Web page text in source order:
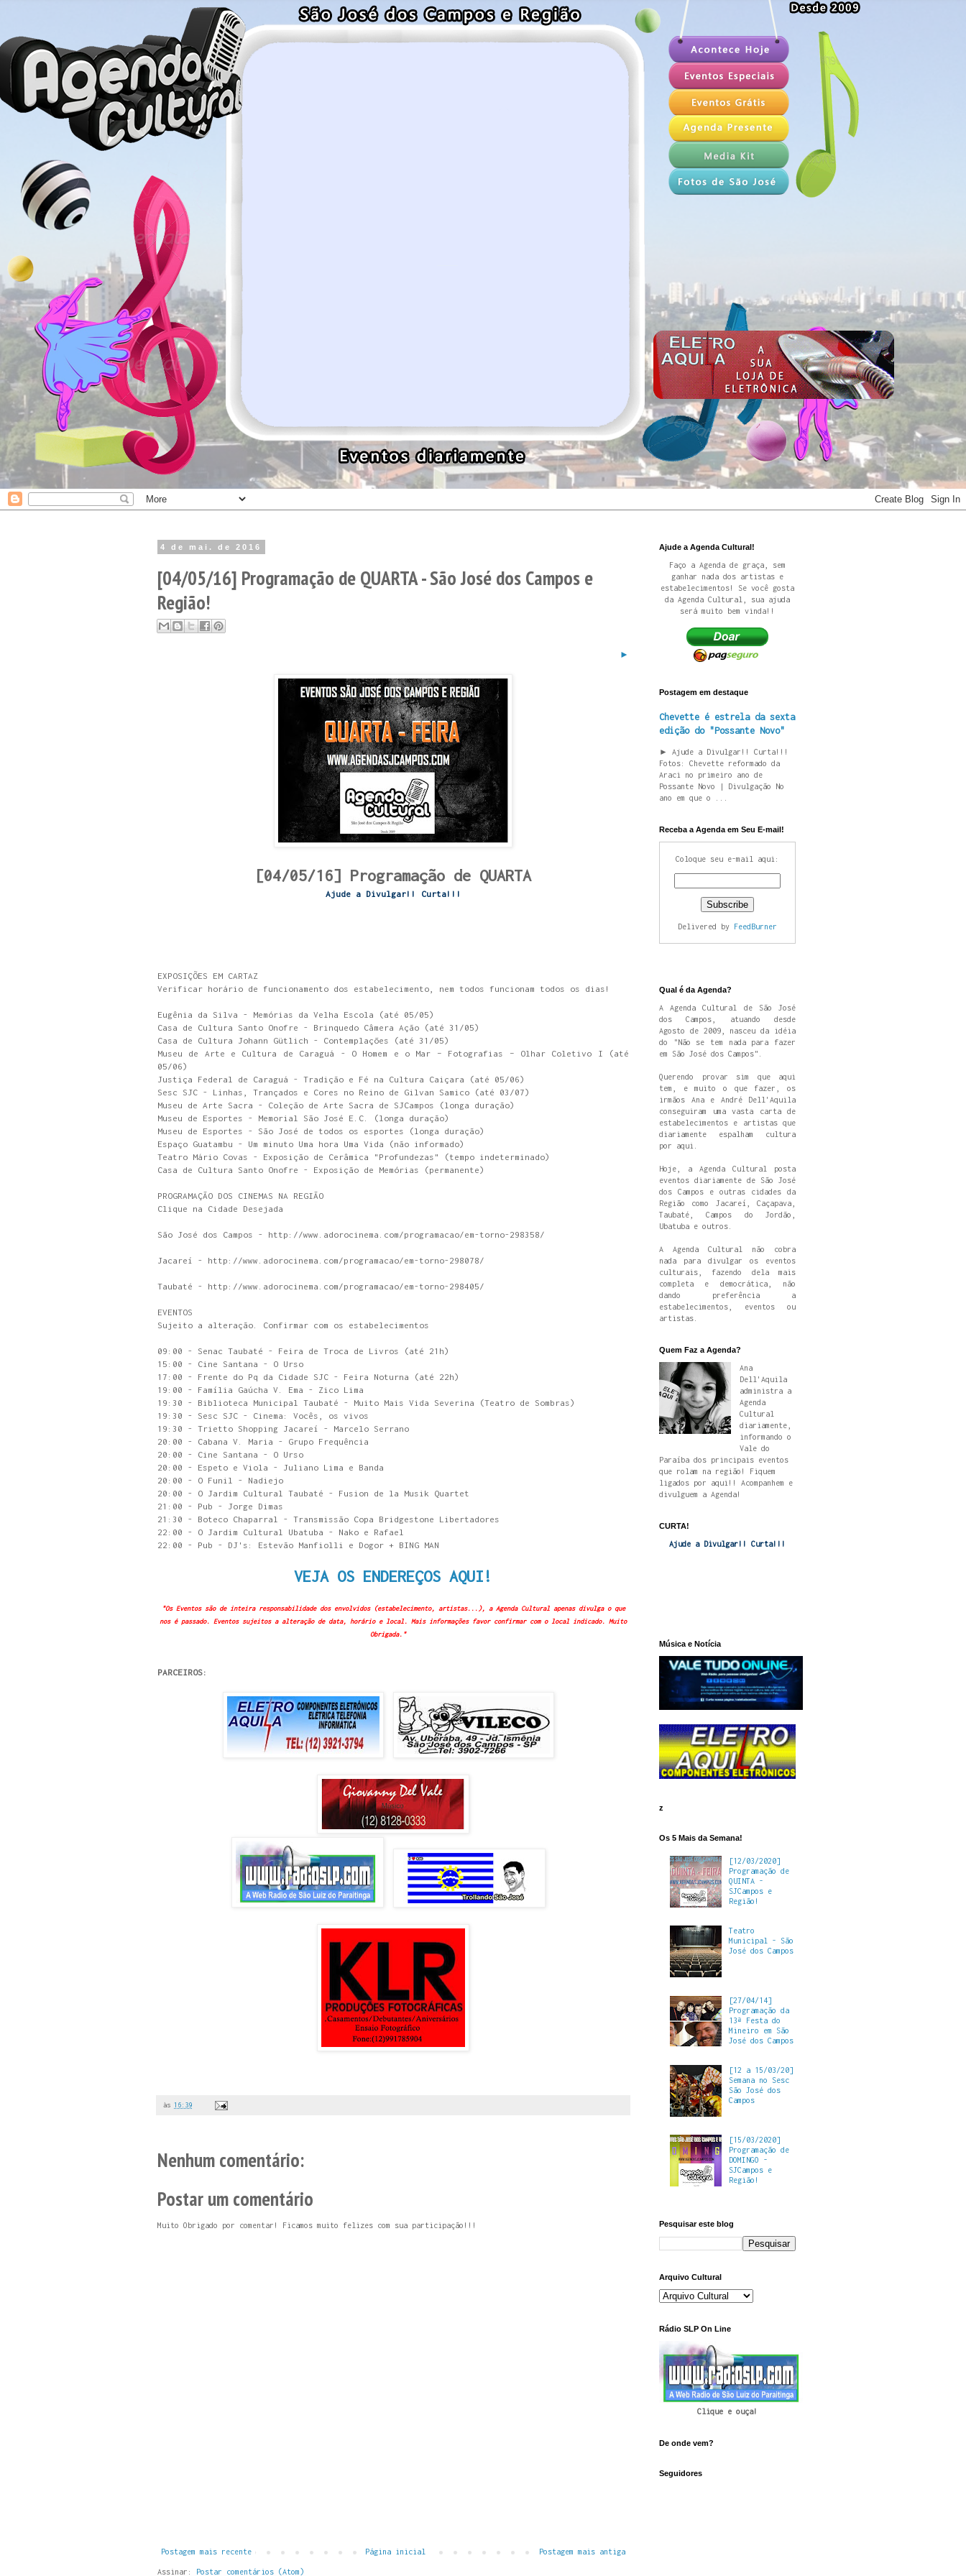
4 de mai. de 2016
[04/05/16] Programação de QUARTA - São José dos Campos e
Região!
►
[04/05/16] Programação de QUARTA
Ajude a Divulgar!! Curta!!!
EXPOSIÇÕES EM CARTAZ
Verificar horário de funcionamento dos estabelecimento, nem todos funcionam todos os dias!
Eugênia da Silva - Memórias da Velha Escola (até 05/05)
Casa de Cultura Santo Onofre - Brinquedo Câmera Ação (até 31/05)
Casa de Cultura Johann Gütlich - Contemplações (até 31/05)
Museu de Arte e Cultura de Caraguá - O Homem e o Mar – Fotografias – Olhar Coletivo I (até
05/06)
Justiça Federal de Caraguá - Tradição e Fé na Cultura Caiçara (até 05/06)
Sesc SJC - Linhas, Trançados e Cores no Reino de Gilvan Samico (até 03/07)
Museu de Arte Sacra - Coleção de Arte Sacra de SJCampos (longa duração)
Museu de Esportes - Memorial São José E.C. (longa duração)
Museu de Esportes - São José de todos os esportes (longa duração)
Espaço Guatambu - Um minuto Uma hora Uma Vida (não informado)
Teatro Mário Covas - Exposição de Cerâmica "Profundezas" (tempo indeterminado)
Casa de Cultura Santo Onofre - Exposição de Memórias (permanente)
PROGRAMAÇÃO DOS CINEMAS NA REGIÃO
Clique na Cidade Desejada
São José dos Campos - http://www.adorocinema.com/programacao/em-torno-298358/
Jacareí - http://www.adorocinema.com/programacao/em-torno-298078/
Taubaté - http://www.adorocinema.com/programacao/em-torno-298405/
EVENTOS
Sujeito a alteração. Confirmar com os estabelecimentos
09:00 - Senac Taubaté - Feira de Troca de Livros (até 21h)
15:00 - Cine Santana - O Urso
17:00 - Frente do Pq da Cidade SJC - Feira Noturna (até 22h)
19:00 - Família Gaúcha V. Ema - Zico Lima
19:30 - Biblioteca Municipal Taubaté - Muito Mais Vida Severina (Teatro de Sombras)
19:30 - Sesc SJC - Cinema: Vocês, os vivos
19:30 - Trietto Shopping Jacareí - Marcelo Serrano
20:00 - Cabana V. Maria - Grupo Frequência
20:00 - Cine Santana - O Urso
20:00 - Espeto e Viola - Juliano Lima e Banda
20:00 - O Funil - Nadiejo
20:00 - O Jardim Cultural Taubaté - Fusion de la Musik Quartet
21:00 - Pub - Jorge Dimas
21:30 - Boteco Chaparral - Transmissão Copa Bridgestone Libertadores
22:00 - O Jardim Cultural Ubatuba - Nako e Rafael
22:00 - Pub - DJ's: Estevão Manfiolli e Dogor + BING MAN
VEJA OS ENDEREÇOS AQUI!
"Os Eventos são de inteira responsabilidade dos envolvidos (estabelecimento, artistas...), a Agenda Cultural apenas divulga o que
nos é passado. Eventos sujeitos a alteração de data, horário e local. Mais informações favor confirmar com o local indicado. Muito
Obrigada."
PARCEIROS:
às 16:39
Nenhum comentário:
Postar um comentário
Muito Obrigado por comentar! Ficamos muito felizes com sua participação!!!
Postagem mais recente Postagem mais antiga
Página inicial
Assinar: Postar comentários (Atom)
Ajude a Agenda Cultural!
Faço a Agenda de graça, sem
ganhar nada dos artistas e
estabelecimentos! Se você gosta
da Agenda Cultural, sua ajuda
será muito bem vinda!!
Postagem em destaque
Chevette é estrela da sexta
edição do "Possante Novo"
► Ajude a Divulgar!! Curta!!!
Fotos: Chevette reformado da
Araci no primeiro ano de
Possante Novo | Divulgação No
ano em que o ...
Receba a Agenda em Seu E-mail!
Coloque seu e-mail aqui:
Delivered by FeedBurner
Qual é da Agenda?
A Agenda Cultural de São José
dos Campos, atuando desde
Agosto de 2009, nasceu da idéia
do "Não se tem nada para fazer
em São José dos Campos".
Querendo provar sim que aqui
tem, e muito o que fazer, os
irmãos Ana e André Dell'Aquila
conseguiram uma vasta carta de
estabelecimentos e artistas que
diariamente espalham cultura
por aqui.
Hoje, a Agenda Cultural posta
eventos diariamente de São José
dos Campos e outras cidades da
Região como Jacareí, Caçapava,
Taubaté, Campos do Jordão,
Ubatuba e outros.
A Agenda Cultural não cobra
nada para divulgar os eventos
culturais, fazendo dela mais
completa e democrática, não
dando preferência a
estabelecimentos, eventos ou
artistas.
Quem Faz a Agenda?
Ana
Dell'Aquila
administra a
Agenda
Cultural
diariamente,
informando o
Vale do
Paraíba dos principais eventos
que rolam na região! Fiquem
ligados por aqui!! Acompanhem e
divulguem a Agenda!
CURTA!
Ajude a Divulgar!! Curta!!!
Música e Notícia
z
Os 5 Mais da Semana!
[12/03/2020]
Programação de
QUINTA -
SJCampos e
Região!
Teatro
Municipal - São
José dos Campos
[27/04/14]
Programação da
13ª Festa do
Mineiro em São
José dos Campos
[12 a 15/03/20]
Semana no Sesc
São José dos
Campos
[15/03/2020]
Programação de
DOMINGO -
SJCampos e
Região!
Pesquisar este blog
Arquivo Cultural
Rádio SLP On Line
Clique e ouça!
De onde vem?
Seguidores